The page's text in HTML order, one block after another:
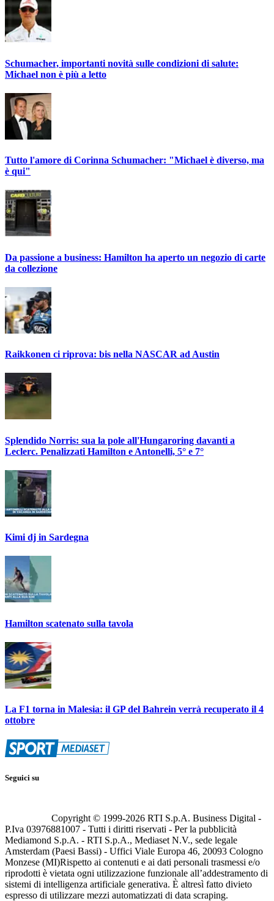
Schumacher, importanti novità sulle condizioni di salute:
Michael non è più a letto
Tutto l'amore di Corinna Schumacher: "Michael è diverso, ma
è qui"
Da passione a business: Hamilton ha aperto un negozio di carte
da collezione
Raikkonen ci riprova: bis nella NASCAR ad Austin
Splendido Norris: sua la pole all'Hungaroring davanti a
Leclerc. Penalizzati Hamilton e Antonelli, 5° e 7°
Kimi dj in Sardegna
Hamilton scatenato sulla tavola
La F1 torna in Malesia: il GP del Bahrein verrà recuperato il 4
ottobre
Seguici su
Copyright © 1999-2026 RTI S.p.A. Business Digital -
P.Iva 03976881007 - Tutti i diritti riservati - Per la pubblicità
Mediamond S.p.A. - RTI S.p.A., Mediaset N.V., sede legale
Amsterdam (Paesi Bassi) - Uffici Viale Europa 46, 20093 Cologno
Monzese (MI)Rispetto ai contenuti e ai dati personali trasmessi e/o
riprodotti è vietata ogni utilizzazione funzionale all’addestramento di
sistemi di intelligenza artificiale generativa. È altresì fatto divieto
espresso di utilizzare mezzi automatizzati di data scraping.